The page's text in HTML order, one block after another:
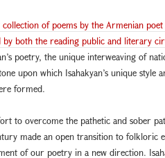
of poems by the Armenian
by both the reading public and literary
poetry, the unique interweaving of
upon which Isahakyan’s unique
formed.
to overcome the pathetic and sober
made an open transition to folkloric
of our poetry in a new direction.